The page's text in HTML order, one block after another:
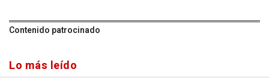
Contenido patrocinado
Lo más leído